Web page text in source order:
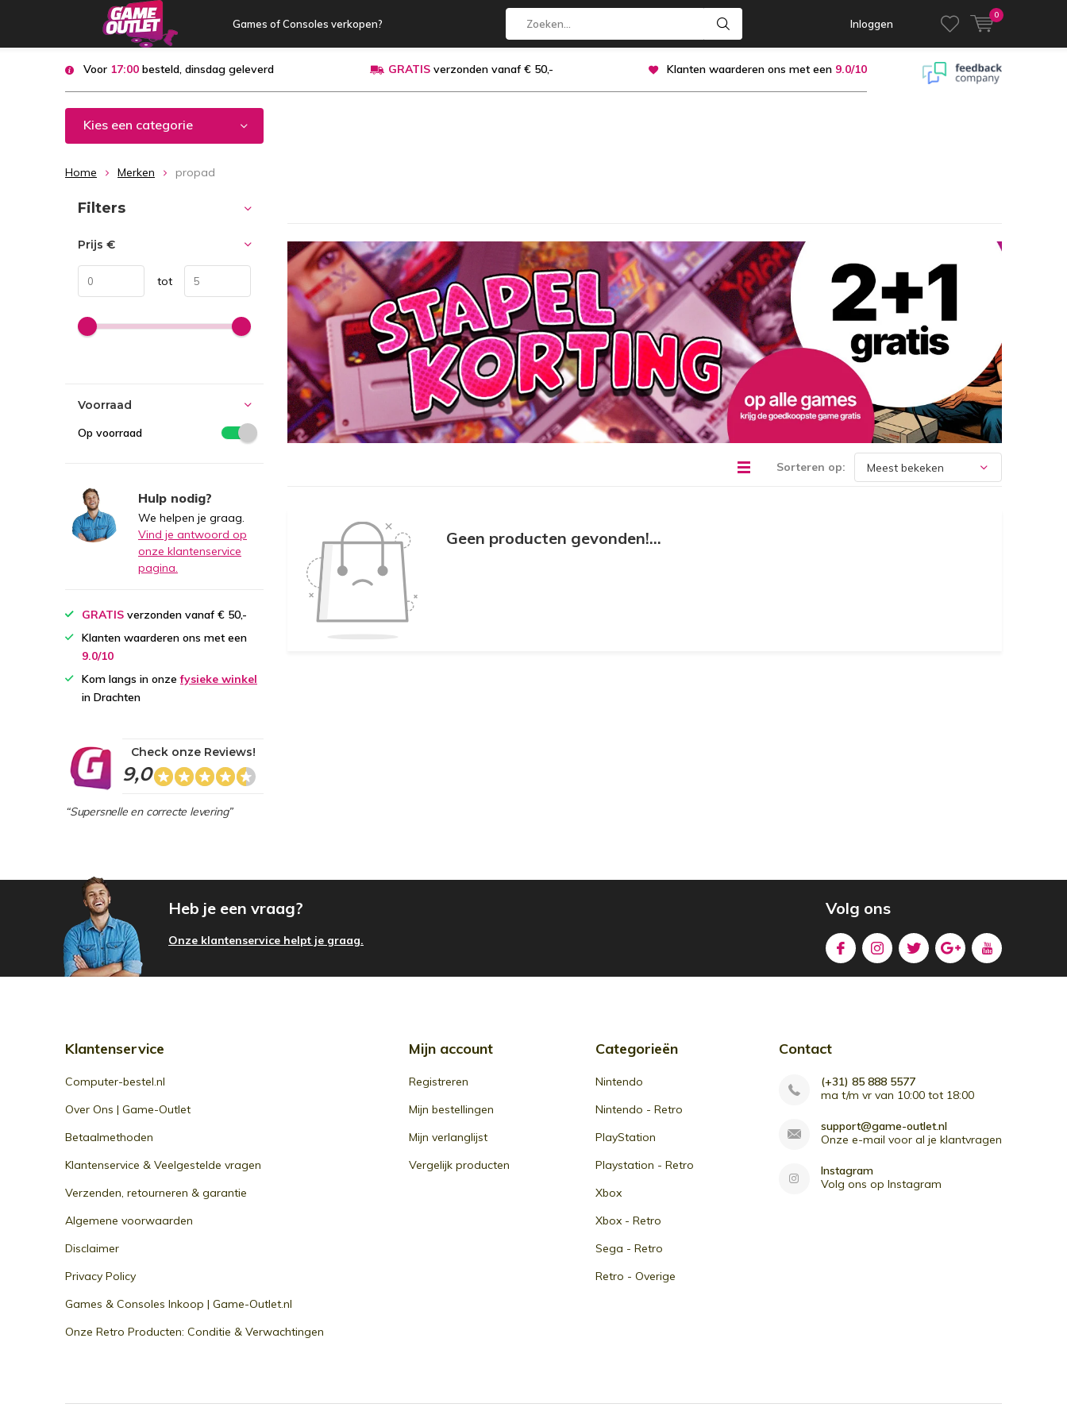
Games of Consoles verkopen? Inloggen
0
Voor 17:00 besteld, dinsdag geleverd GRATISverzonden vanaf € 50,- Klanten waarderen ons met een 9.0/10
Kies een categorie
Home Merken propad
Sorteren op:
Geen producten gevonden!...
Sorteren op:
Filters
Prijs €
tot
Voorraad
Op voorraad
Hulp nodig?
We helpen je graag.
Vind je antwoord op
onze klantenservice
pagina.
GRATIS verzonden vanaf € 50,-
Klanten waarderen ons met een
9.0/10
Kom langs in onzefysieke winkel
in Drachten
9,0
Check onze Reviews!
“Supersnelle en correcte levering”
Heb je een vraag?
Onze klantenservice helpt je graag.
Volg ons
Klantenservice
Computer-bestel.nl
Over Ons | Game-Outlet
Betaalmethoden
Klantenservice & Veelgestelde vragen
Verzenden, retourneren & garantie
Algemene voorwaarden
Disclaimer
Privacy Policy
Games & Consoles Inkoop | Game-Outlet.nl
Onze Retro Producten: Conditie & Verwachtingen
Mijn account
Registreren
Mijn bestellingen
Mijn verlanglijst
Vergelijk producten
Categorieën
Nintendo
Nintendo - Retro
PlayStation
Playstation - Retro
Xbox
Xbox - Retro
Sega - Retro
Retro - Overige
Contact
(+31) 85 888 5577
ma t/m vr van 10:00 tot 18:00
support@game-outlet.nl
Onze e-mail voor al je klantvragen
Instagram
Volg ons op Instagram